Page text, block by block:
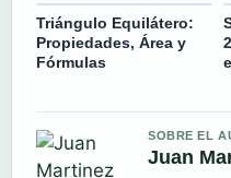
Triángulo Equilátero:
Propiedades, Área y
Fórmulas
SOBRE EL
Juan